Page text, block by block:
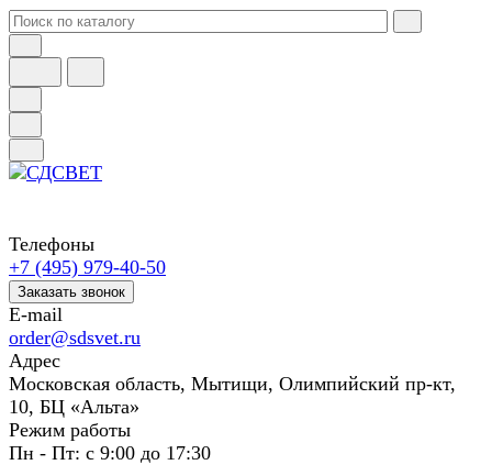
Телефоны
+7 (495) 979-40-50
Заказать звонок
E-mail
order@sdsvet.ru
Адрес
Московская область, Мытищи, Олимпийский пр-кт,
10, БЦ «Альта»
Режим работы
Пн - Пт: с 9:00 до 17:30